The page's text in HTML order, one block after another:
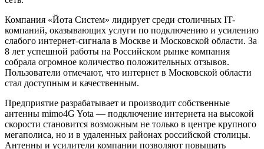
Компания «Йота Систем» лидирует среди столичных IT-
компаний, оказывающих услуги по подключению и усилению
слабого интернет-сигнала в Москве и Московской области. За
8 лет успешной работы на Российском рынке компания
собрала огромное количество положительных отзывов.
Пользователи отмечают, что интернет в Московской области
стал доступным и качественным.
Предприятие разрабатывает и производит собственные
антенны mimo4G Yota — подключение интернета на высокой
скорости становится возможным не только в центре крупного
мегаполиса, но и в удаленных районах российской столицы.
Антенны и усилители компании позволяют повышать